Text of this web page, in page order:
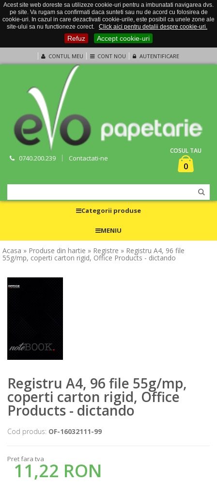
Acest site web doreste sa utilizeze cookie-uri pentru a imbunatati navigarea dvs.
pe site. Va rugam sa confirmati daca sunteti sau nu de acord cu folosirea de
cookie-uri. In cazul in care dezactivati cookie-urile, este posibil ca unele zone ale
site-ului sa nu functioneze corect.
Click aici pentru detalii despre cookie-uri.
Refuz Accept cookie-uri
CONTUL MEU CONT NOU AUTENTIFICARE
0740.200.239 Contactati-ne
COSUL TAU
0
Categorii produse
MENIU
Acasa » Produse din hartie » Registre » Registru A4, 96 file
55g/mp, coperti carton rigid, Office Products - dictando
Registru A4, 96 file 55g/mp,
coperti carton rigid, Office
Products - dictando
Cod produs: OF-16032111-99
Pret fara tva
11,22 RON